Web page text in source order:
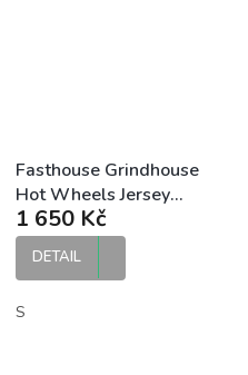
Fasthouse Grindhouse
Hot Wheels Jersey
White Black MX dres
1 650 Kč
DETAIL
S